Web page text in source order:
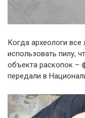
Когда археологи
использовать пилу,
объекта раскопок –
передали в